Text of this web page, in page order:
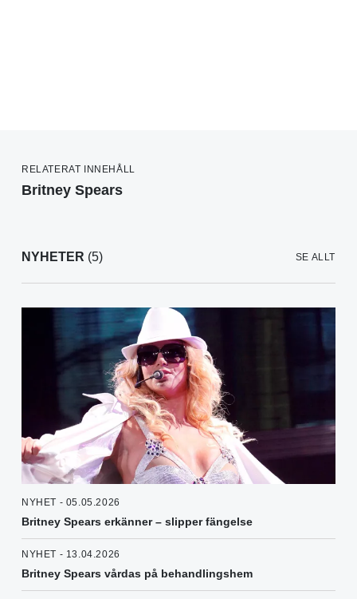
RELATERAT INNEHÅLL
Britney Spears
NYHETER (5) SE ALLT
NYHET - 05.05.2026
Britney Spears erkänner – slipper fängelse
NYHET - 13.04.2026
Britney Spears vårdas på behandlingshem